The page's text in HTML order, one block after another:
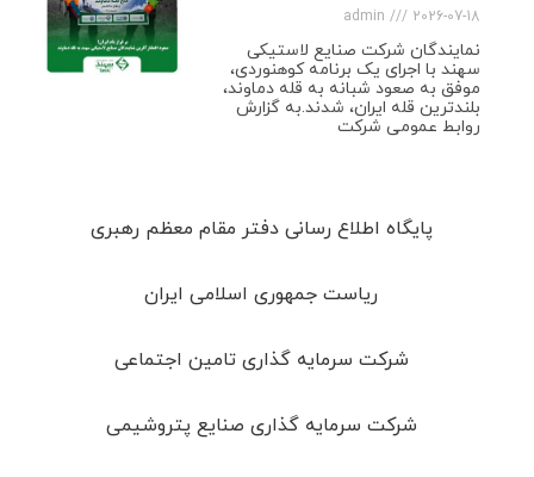
admin 2026-07-18
نمایندگان شرکت صنایع لاستیکی
سهند با اجرای یک برنامه کوهنوردی،
موفق به صعود شبانه به قله دماوند،
بلندترین قله ایران، شدند.به گزارش
روابط عمومی شرکت
پایگاه اطلاع رسانی دفتر مقام معظم رهبری
ریاست جمهوری اسلامی ایران
شرکت سرمایه گذاری تامین اجتماعی
شرکت سرمایه گذاری صنایع پتروشیمی